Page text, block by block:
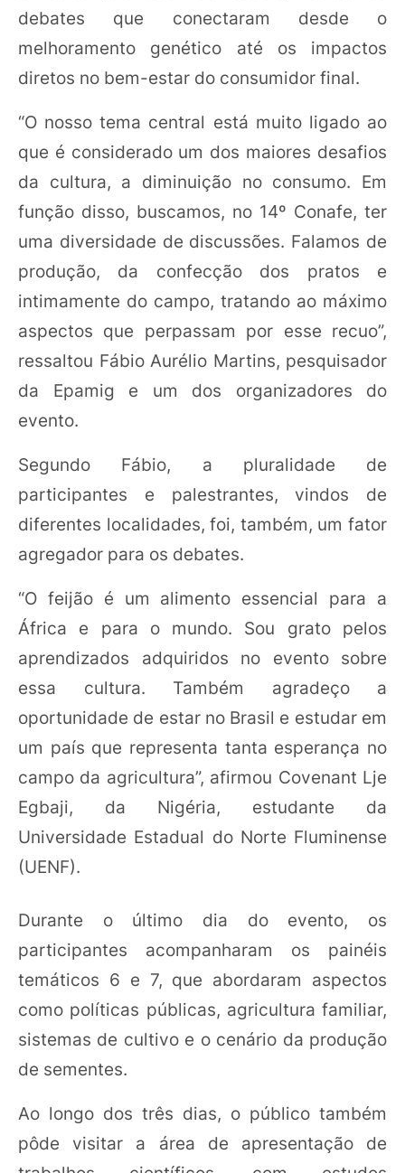
debates que conectaram desde o
melhoramento genético até os impactos
diretos no bem-estar do consumidor final.
“O nosso tema central está muito ligado ao
que é considerado um dos maiores desafios
da cultura, a diminuição no consumo. Em
função disso, buscamos, no 14º Conafe, ter
uma diversidade de discussões. Falamos de
produção, da confecção dos pratos e
intimamente do campo, tratando ao máximo
aspectos que perpassam por esse recuo”,
ressaltou Fábio Aurélio Martins, pesquisador
da Epamig e um dos organizadores do
evento.
Segundo Fábio, a pluralidade de
participantes e palestrantes, vindos de
diferentes localidades, foi, também, um fator
agregador para os debates.
“O feijão é um alimento essencial para a
África e para o mundo. Sou grato pelos
aprendizados adquiridos no evento sobre
essa cultura. Também agradeço a
oportunidade de estar no Brasil e estudar em
um país que representa tanta esperança no
campo da agricultura”, afirmou Covenant Lje
Egbaji, da Nigéria, estudante da
Universidade Estadual do Norte Fluminense
(UENF).
Durante o último dia do evento, os
participantes acompanharam os painéis
temáticos 6 e 7, que abordaram aspectos
como políticas públicas, agricultura familiar,
sistemas de cultivo e o cenário da produção
de sementes.
Ao longo dos três dias, o público também
pôde visitar a área de apresentação de